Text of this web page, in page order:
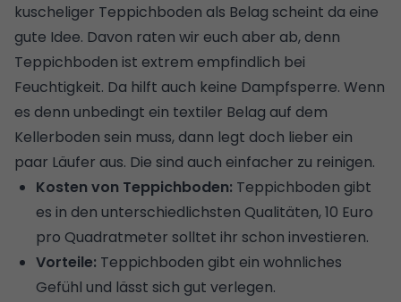
kuscheliger Teppichboden als Belag scheint da eine
gute Idee. Davon raten wir euch aber ab, denn
Teppichboden ist extrem empfindlich bei
Feuchtigkeit. Da hilft auch keine Dampfsperre. Wenn
es denn unbedingt ein textiler Belag auf dem
Kellerboden sein muss, dann legt doch lieber ein
paar Läufer aus. Die sind auch einfacher zu reinigen.
Kosten von Teppichboden: Teppichboden gibt
es in den unterschiedlichsten Qualitäten, 10 Euro
pro Quadratmeter solltet ihr schon investieren.
Vorteile: Teppichboden gibt ein wohnliches
Gefühl und lässt sich gut verlegen.